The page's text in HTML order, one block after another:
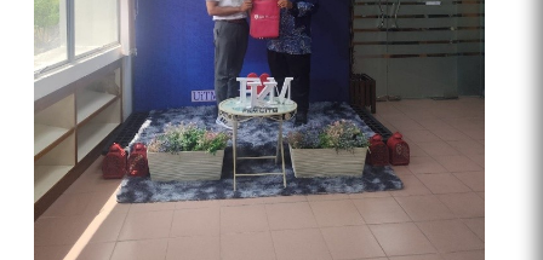
Badranaya, M.Eng. (Task Force Team – Quality Assurance
Unit), serta dua mahasiswa Program Studi Sarjana
Terapan Akuntansi, Muhammad Mirza dan Ibnu
Fardiansyah.
Selama kunjungan, delegasi dibagi ke dalam beberapa
rombongan agar dapat melakukan diskusi yang lebih
intensif sesuai dengan bidang keilmuan masing-masing. Di
Swinburne University of Technology, delegasi mengunjungi
Faculty of Business, Design and Arts untuk mendiskusikan